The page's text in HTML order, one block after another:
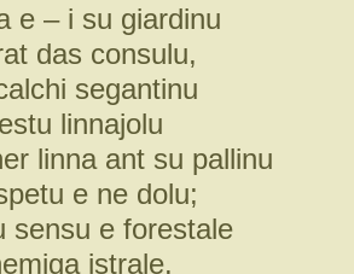
e – i su giardinu
das consulu,
segantinu
linnajolu
linna ant su pallinu
e ne dolu;
sensu e forestale
istrale.